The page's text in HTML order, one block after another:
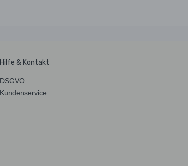
Hilfe & Kontakt
DSGVO
Kundenservice